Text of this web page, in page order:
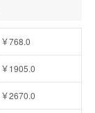
￥768.0
￥1905.0
￥2670.0